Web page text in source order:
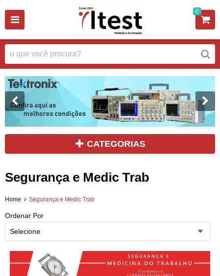
0
CATEGORIAS
Segurança e Medic Trab
Home Segurança e Medic Trab
Ordenar Por
Selecione